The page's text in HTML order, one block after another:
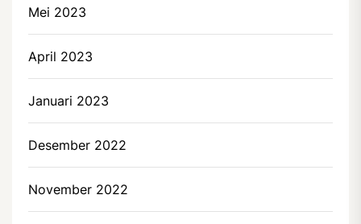
Mei 2023
April 2023
Januari 2023
Desember 2022
November 2022